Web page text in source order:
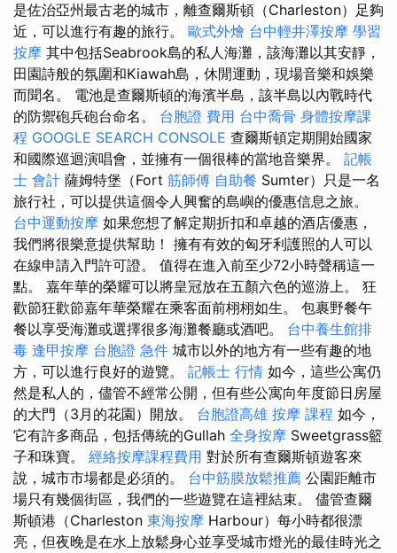
是佐治亞州最古老的城市，離查爾斯頓（Charleston）足夠
近，可以進行有趣的旅行。 歐式外燴 台中輕井澤按摩 學習
按摩 其中包括Seabrook島的私人海灘，該海灘以其安靜，
田園詩般的氛圍和Kiawah島，休閒運動，現場音樂和娛樂
而聞名。 電池是查爾斯頓的海濱半島，該半島以內戰時代
的防禦砲兵砲台命名。 台胞證 費用 台中喬骨 身體按摩課
程 GOOGLE SEARCH CONSOLE 查爾斯頓定期開始國家
和國際巡迴演唱會，並擁有一個很棒的當地音樂界。 記帳
士 會計 薩姆特堡（Fort 筋師傅 自助餐 Sumter）只是一名
旅行社，可以提供這個令人興奮的島嶼的優惠信息之旅。
台中運動按摩 如果您想了解定期折扣和卓越的酒店優惠，
我們將很樂意提供幫助！ 擁有有效的匈牙利護照的人可以
在線申請入門許可證。 值得在進入前至少72小時聲稱這一
點。 嘉年華的榮耀可以將皇冠放在五顏六色的巡游上。 狂
歡節狂歡節嘉年華榮耀在乘客面前栩栩如生。 包裹野餐午
餐以享受海灘或選擇很多海灘餐廳或酒吧。 台中養生館排
毒 逢甲按摩 台胞證 急件 城市以外的地方有一些有趣的地
方，可以進行良好的遊覽。 記帳士 行情 如今，這些公寓仍
然是私人的，儘管不經常公開，但有些公寓向年度節日房屋
的大門（3月的花園）開放。 台胞證高雄 按摩 課程 如今，
它有許多商品，包括傳統的Gullah 全身按摩 Sweetgrass籃
子和珠寶。 經絡按摩課程費用 對於所有查爾斯頓遊客來
說，城市市場都是必須的。 台中筋膜放鬆推薦 公園距離市
場只有幾個街區，我們的一些遊覽在這裡結束。 儘管查爾
斯頓港（Charleston 東海按摩 Harbour）每小時都很漂
亮，但夜晚是在水上放鬆身心並享受城市燈光的最佳時光之